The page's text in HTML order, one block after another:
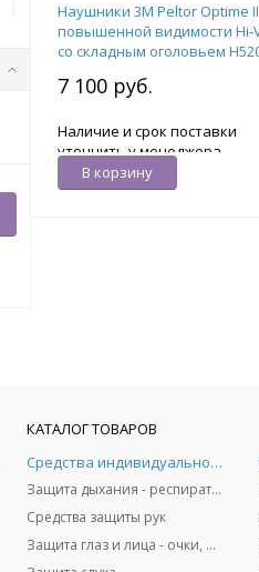
Наушники 3M Peltor Optime II
повышенной видимости Hi-
со складным оголовьем
7 100 руб.
Наличие и срок поставки
уточнить у менеджера
В корзину
КАТАЛОГ ТОВАРОВ
Средства индивидуальной защиты
Защита дыхания - респираторы, противогазы, фильтры, дозиметры
Средства защиты рук
Защита глаз и лица - очки, щитки